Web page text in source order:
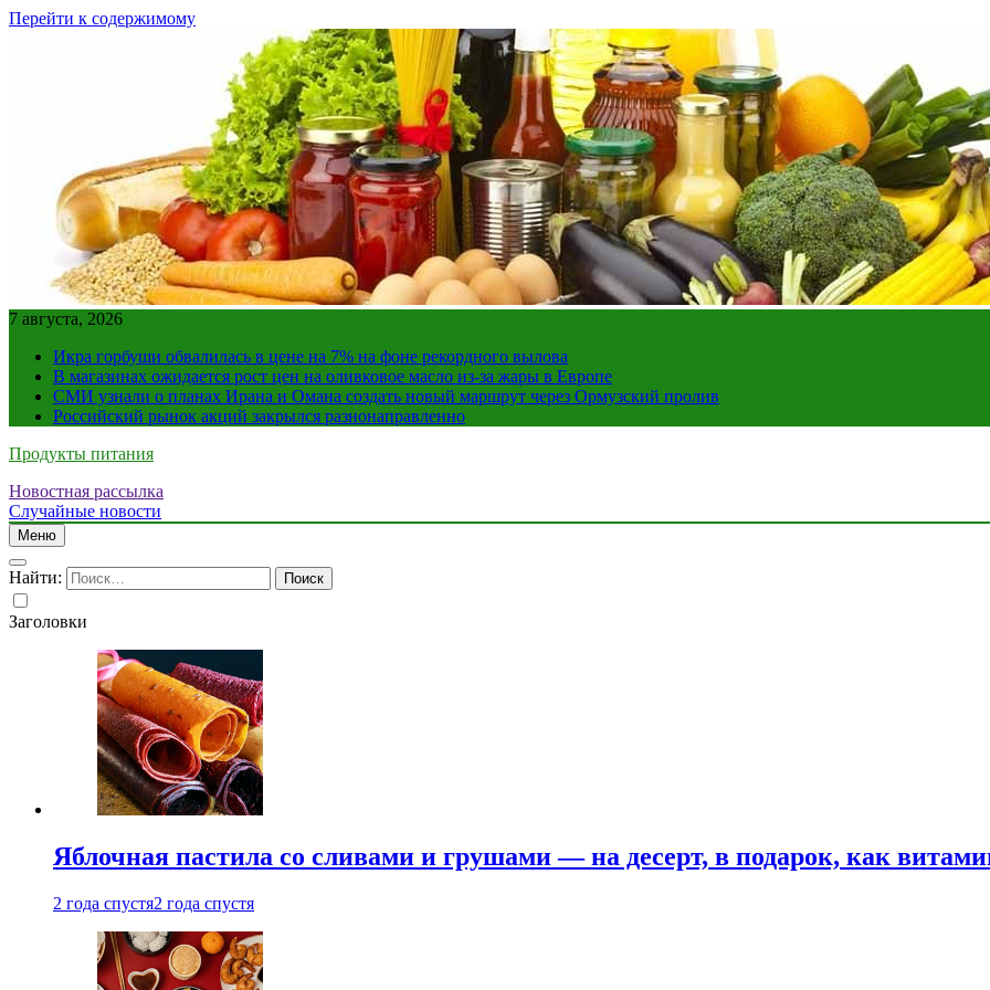
Перейти к содержимому
7 августа, 2026
Икра горбуши обвалилась в цене на 7% на фоне рекордного вылова
В магазинах ожидается рост цен на оливковое масло из-за жары в Европе
СМИ узнали о планах Ирана и Омана создать новый маршрут через Ормузский пролив
Российский рынок акций закрылся разнонаправленно
Продукты питания
Новостная рассылка
Случайные новости
Меню
Найти:
Заголовки
Яблочная пастила со сливами и грушами — на десерт, в подарок, как
2 года спустя2 года спустя